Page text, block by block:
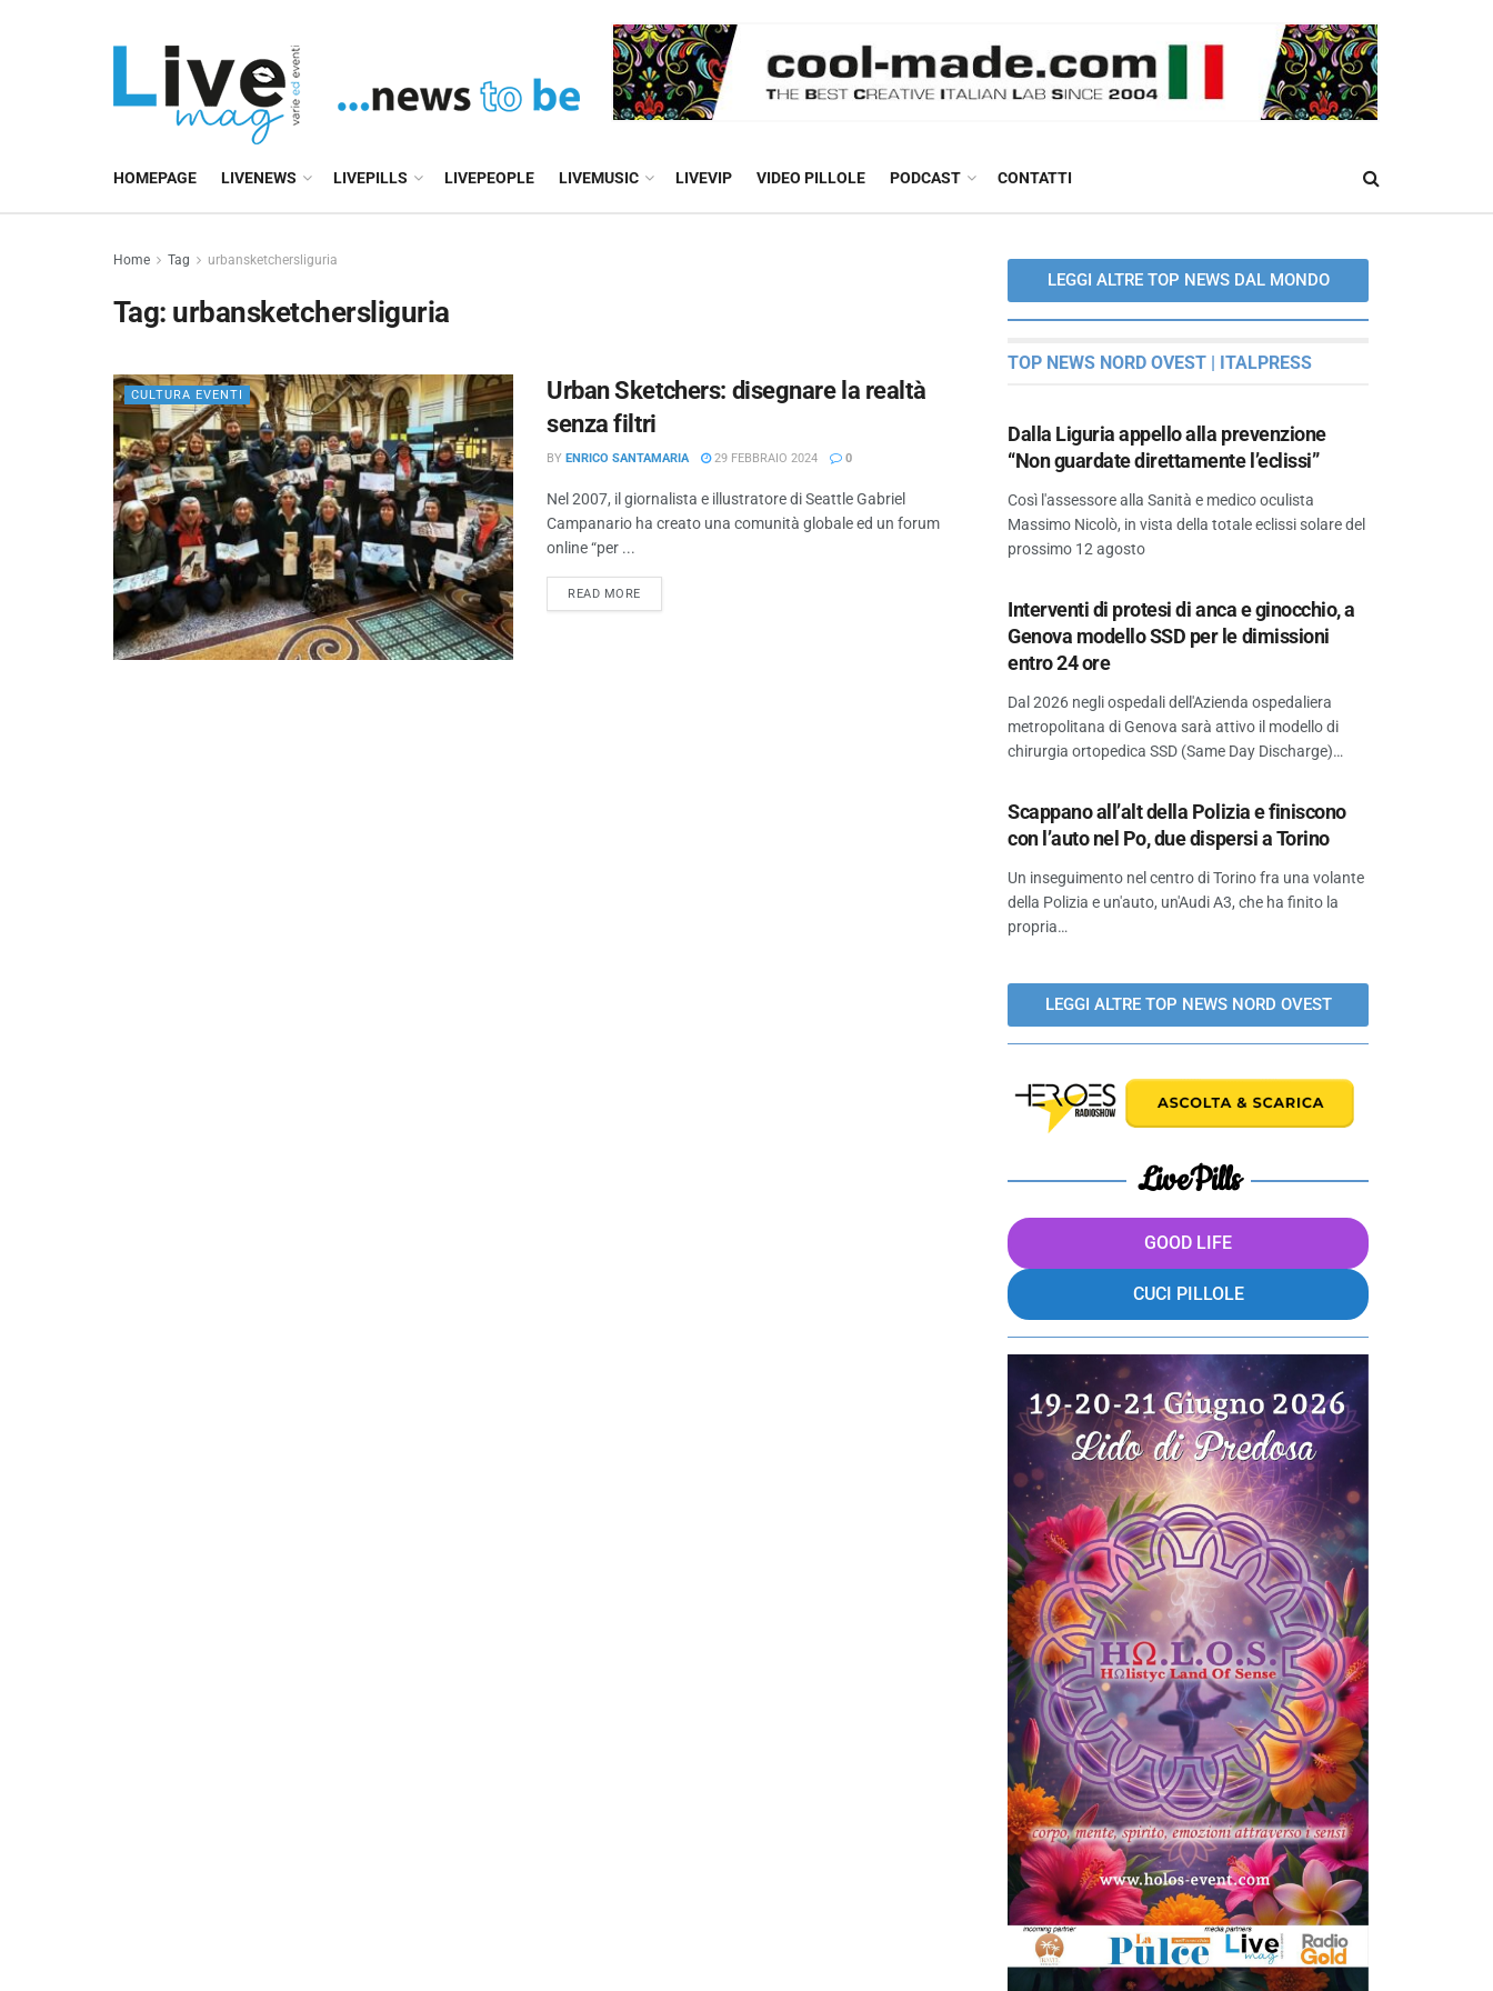
HOMEPAGE LIVENEWS LIVEPILLS LIVEPEOPLE LIVEMUSIC LIVEVIP VIDEO PILLOLE PODCAST CONTATTI
Home Tag urbansketchersliguria
Tag: urbansketchersliguria
CULTURA EVENTI
Urban Sketchers: disegnare la realtà
senza filtri
BY ENRICO SANTAMARIA 29 FEBBRAIO 2024 0
Nel 2007, il giornalista e illustratore di Seattle Gabriel
Campanario ha creato una comunità globale ed un forum
online “per ...
READ MORE
LEGGI ALTRE TOP NEWS DAL MONDO
TOP NEWS NORD OVEST | ITALPRESS
Dalla Liguria appello alla prevenzione
“Non guardate direttamente l’eclissi”
Così l'assessore alla Sanità e medico oculista
Massimo Nicolò, in vista della totale eclissi solare del
prossimo 12 agosto
Interventi di protesi di anca e ginocchio, a
Genova modello SSD per le dimissioni
entro 24 ore
Dal 2026 negli ospedali dell'Azienda ospedaliera
metropolitana di Genova sarà attivo il modello di
chirurgia ortopedica SSD (Same Day Discharge)…
Scappano all’alt della Polizia e finiscono
con l’auto nel Po, due dispersi a Torino
Un inseguimento nel centro di Torino fra una volante
della Polizia e un'auto, un'Audi A3, che ha finito la
propria…
LEGGI ALTRE TOP NEWS NORD OVEST
LivePills
GOOD LIFE
CUCI PILLOLE